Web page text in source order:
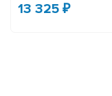
13 325 ₽